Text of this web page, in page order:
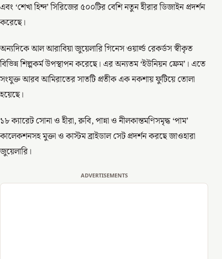
এবং ‘শেখা হিন্দ’ সিরিজের ৫০০টির বেশি নতুন হীরার ডিজাইন প্রদর্শন
করেছে।
অন্যদিকে আল আরাবিয়া জুয়েলারি গিনেস ওয়ার্ল্ড রেকর্ডস স্বীকৃত
বিভিন্ন শিল্পকর্ম উপস্থাপন করেছে। এর অন্যতম ‘ইউনিয়ন ফ্রেম’। এতে
সংযুক্ত আরব আমিরাতের সাতটি প্রতীক এক নকশায় ফুটিয়ে তোলা
হয়েছে।
১৮ ক্যারেট সোনা ও হীরা, রুবি, পান্না ও নীলকান্তমণিসমৃদ্ধ ‘পাম’
কালেকশনসহ মুক্তা ও কাস্টম ব্রাইডাল সেট প্রদর্শন করছে জাওহারা
জুয়েলারি।
ADVERTISEMENTS